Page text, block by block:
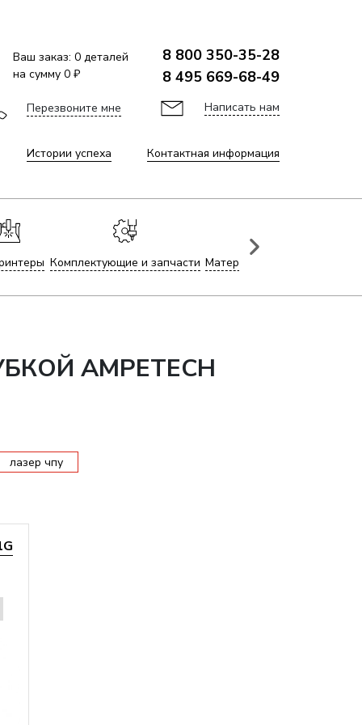
Ваш заказ: 0деталей
на сумму 0 ₽
8 800 350-35-28
8 495 669-68-49
Перезвоните мне Написать нам
Истории успеха Контактная информация
Комплектующие и запчасти Материалы для лазерной
AMPETECH
лазер чпу